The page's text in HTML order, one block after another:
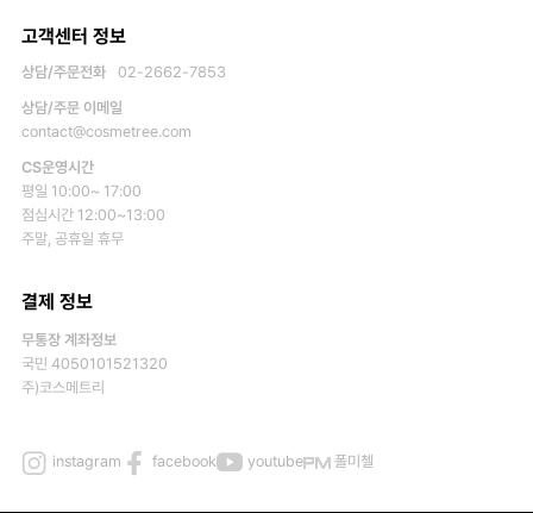
고객센터 정보
상담/주문전화
02-2662-7853
상담/주문 이메일
contact@cosmetree.com
CS운영시간
평일 10:00~ 17:00
점심시간 12:00~13:00
주말, 공휴일 휴무
결제 정보
무통장 계좌정보
국민 4050101521320
주)코스메트리
instagram facebook youtube 폴미첼